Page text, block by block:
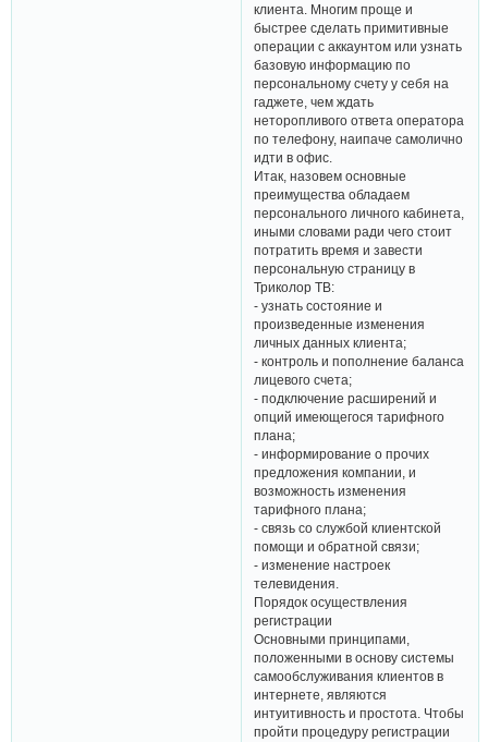
клиента. Многим проще и
быстрее сделать примитивные
операции с аккаунтом или узнать
базовую информацию по
персональному счету у себя на
гаджете, чем ждать
неторопливого ответа оператора
по телефону, наипаче самолично
идти в офис.
Итак, назовем основные
преимущества обладаем
персонального личного кабинета,
иными словами ради чего стоит
потратить время и завести
персональную страницу в
Триколор ТВ:
- узнать состояние и
произведенные изменения
личных данных клиента;
- контроль и пополнение баланса
лицевого счета;
- подключение расширений и
опций имеющегося тарифного
плана;
- информирование о прочих
предложения компании, и
возможность изменения
тарифного плана;
- связь со службой клиентской
помощи и обратной связи;
- изменение настроек
телевидения.
Порядок осуществления
регистрации
Основными принципами,
положенными в основу системы
самообслуживания клиентов в
интернете, являются
интуитивность и простота. Чтобы
пройти процедуру регистрации